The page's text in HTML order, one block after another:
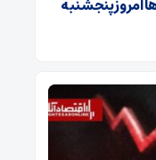
امروز پنجشنبه